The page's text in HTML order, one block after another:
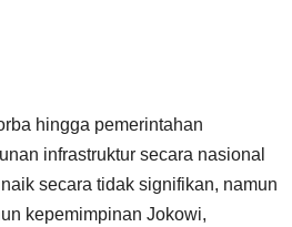
hingga pemerintahan
infrastruktur secara nasional
secara tidak signifikan, namun
kepemimpinan Jokowi,